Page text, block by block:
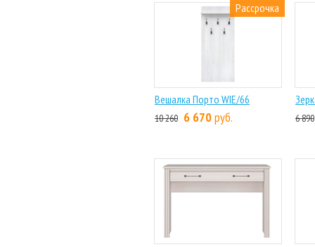
Рассрочка
Вешалка Порто WIE/66
10 260 6 670руб. 6 890